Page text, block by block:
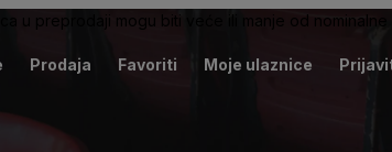
u preprodaji mogu biti veće ili manje od nominalne
Prodaja Favoriti Moje ulaznice